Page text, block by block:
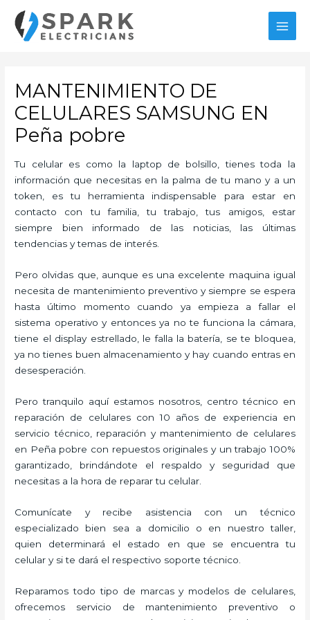
contenido
MANTENIMIENTO DE
CELULARES SAMSUNG EN
Peña pobre
Tu celular es como la laptop de bolsillo, tienes toda la
información que necesitas en la palma de tu mano y a un
token, es tu herramienta indispensable para estar en
contacto con tu familia, tu trabajo, tus amigos, estar
siempre bien informado de las noticias, las últimas
tendencias y temas de interés.
Pero olvidas que, aunque es una excelente maquina igual
necesita de mantenimiento preventivo y siempre se espera
hasta último momento cuando ya empieza a fallar el
sistema operativo y entonces ya no te funciona la cámara,
tiene el display estrellado, le falla la batería, se te bloquea,
ya no tienes buen almacenamiento y hay cuando entras en
desesperación.
Pero tranquilo aquí estamos nosotros, centro técnico en
reparación de celulares con 10 años de experiencia en
servicio técnico, reparación y mantenimiento de celulares
en Peña pobre con repuestos originales y un trabajo 100%
garantizado, brindándote el respaldo y seguridad que
necesitas a la hora de reparar tu celular.
Comunícate y recibe asistencia con un técnico
especializado bien sea a domicilio o en nuestro taller,
quien determinará el estado en que se encuentra tu
celular y si te dará el respectivo soporte técnico.
Reparamos todo tipo de marcas y modelos de celulares,
ofrecemos servicio de mantenimiento preventivo o